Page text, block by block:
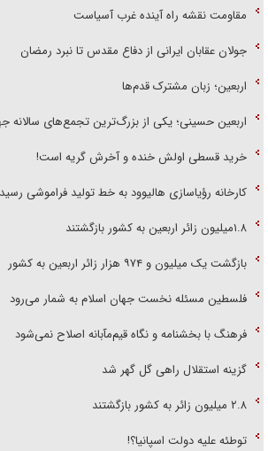
مقاومت نقشه راه آینده غرب آسیاست
جولان عقابان ایرانی از دفاع مقدس تا نبرد رمضان
اربعین؛ زبان مشترک قدم‌ها
اربعین حسینی؛ یکی از بزرگ‌ترین تجمع‌های سالانه
خرید قسطی اولش خنده و آخرش گریه است!
کارخانه رؤیاسازی هالیوود به خط تولید فراموشی رسید
۱.۸میلیون زائر اربعین به کشور بازگشتند
بازگشت یک میلیون و ۹۷۴ هزار زائر اربعین به کشور
فلسطین مسئله نخست جهان اسلام به شمار می‌رود
فرهنگ با بخشنامه و نگاه قیم‌مآبانه اصلاح نمی‌شود
گزینه استقلال راهی گل گهر شد
۲.۸ میلیون زائر به کشور بازگشتند
توطئه علیه دولت اسپانیا؟!